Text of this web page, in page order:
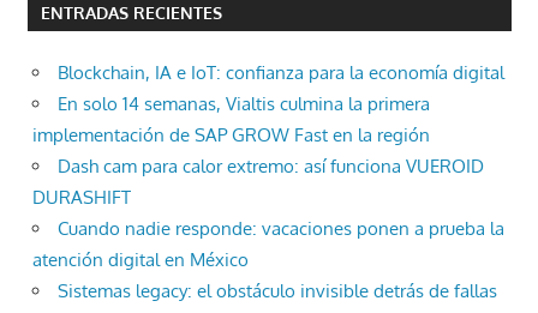
ENTRADAS RECIENTES
Blockchain, IA e IoT: confianza para la economía digital
En solo 14 semanas, Vialtis culmina la primera
implementación de SAP GROW Fast en la región
Dash cam para calor extremo: así funciona VUEROID
DURASHIFT
Cuando nadie responde: vacaciones ponen a prueba la
atención digital en México
Sistemas legacy: el obstáculo invisible detrás de fallas